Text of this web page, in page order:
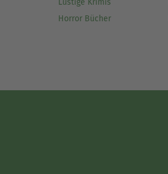
Horror Bücher